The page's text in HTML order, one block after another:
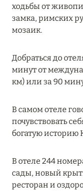
MARCH
LA CARTE
ASTORIA
12 ноября 2025
NOVEMBER
Подробнее
ЗАБРОНИРУЙТЕ
ходьбы от
замка, римских
мозаик.
Добраться до
минут от
км) или за 90
В самом отеле
почувствовать
богатую историю
В отеле 244
сады, новый
ресторан и